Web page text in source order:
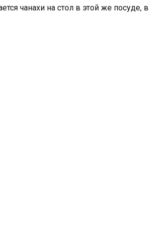
чанахи на стол в этой же посуде, в